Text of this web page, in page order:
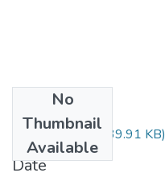
No
Thumbnail
Available
с.380-383.pdf(739.91 KB)
Date